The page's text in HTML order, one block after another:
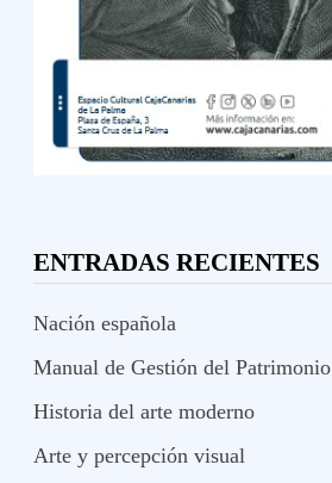
ENTRADAS RECIENTES
Nación española
Manual de Gestión del Patrimonio
Historia del arte moderno
Arte y percepción visual